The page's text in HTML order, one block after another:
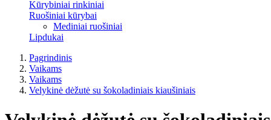
Kūrybiniai rinkiniai
Ruošiniai kūrybai
Mediniai ruošiniai
Lipdukai
Pagrindinis
Vaikams
Vaikams
Velykinė dėžutė su šokoladiniais kiaušiniais